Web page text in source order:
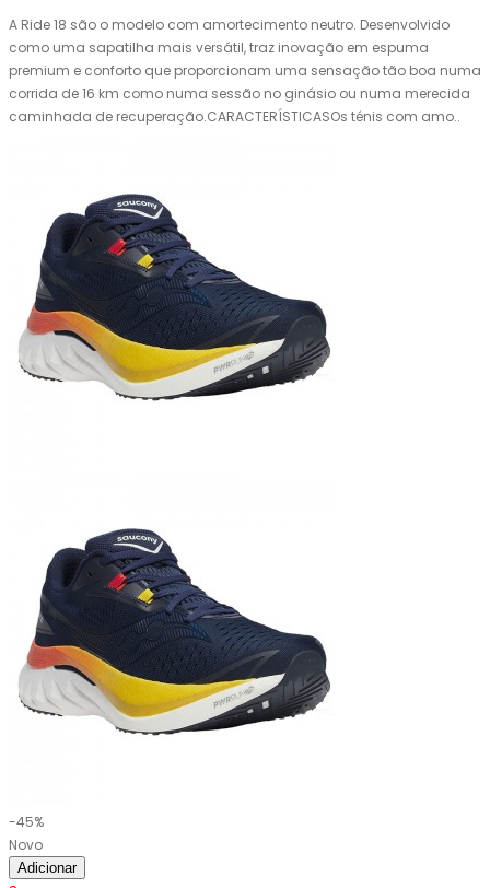
A Ride 18 são o modelo com amortecimento neutro. Desenvolvido
como uma sapatilha mais versátil, traz inovação em espuma
premium e conforto que proporcionam uma sensação tão boa numa
corrida de 16 km como numa sessão no ginásio ou numa merecida
caminhada de recuperação.CARACTERÍSTICASOs ténis com amo..
-45%
Novo
Adicionar